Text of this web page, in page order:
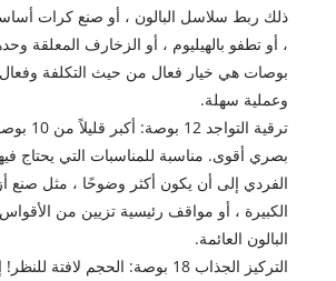
ذلك ربط سلاسل البالون ، أو صنع كرات
بوصات هي خيار فعال من حيث التكلفة
وعملية سهلة.
ترقية
بصري أقوى. مناسبة للمناسبات التي يحتاج
الفردي إلى أن يكون أكثر وضوحًا ، مثل صنع
الكبيرة ، أو مواقف رئيسية تزيين من
البالون العائمة.
التركيز الجذاب 18 بوصة: الحجم